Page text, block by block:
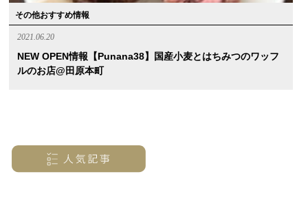
その他おすすめ情報
2021.06.20
NEW OPEN情報【punana38】国産小麦とはちみつのワッフ
ルのお店@田原本町